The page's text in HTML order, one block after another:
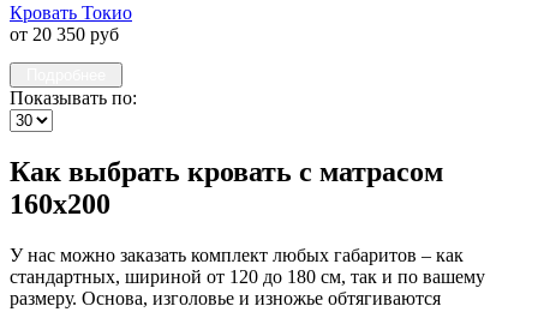
Кровать Токио
от 20 350 руб
Показывать по:
Как выбрать кровать с матрасом
160х200
У нас можно заказать комплект любых габаритов – как
стандартных, шириной от 120 до 180 см, так и по вашему
размеру. Основа, изголовье и изножье обтягиваются